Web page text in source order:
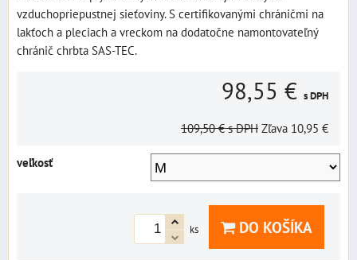
vzduchopriepustnej sieťoviny. S certifikovanými chráničmi na
lakťoch a pleciach a vreckom na dodatočne namontovateľný
chránič chrbta SAS-TEC.
98,55 € s DPH
109,50 € s DPH Zľava 10,95 €
veľkosť
ks DO KOŠÍKA